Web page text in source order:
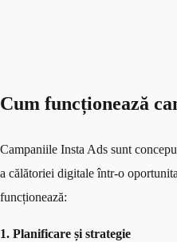
Cum funcționează
Campaniile Insta Ads sunt
a călătoriei digitale într-o
funcționează:
1. Planificare și strategie